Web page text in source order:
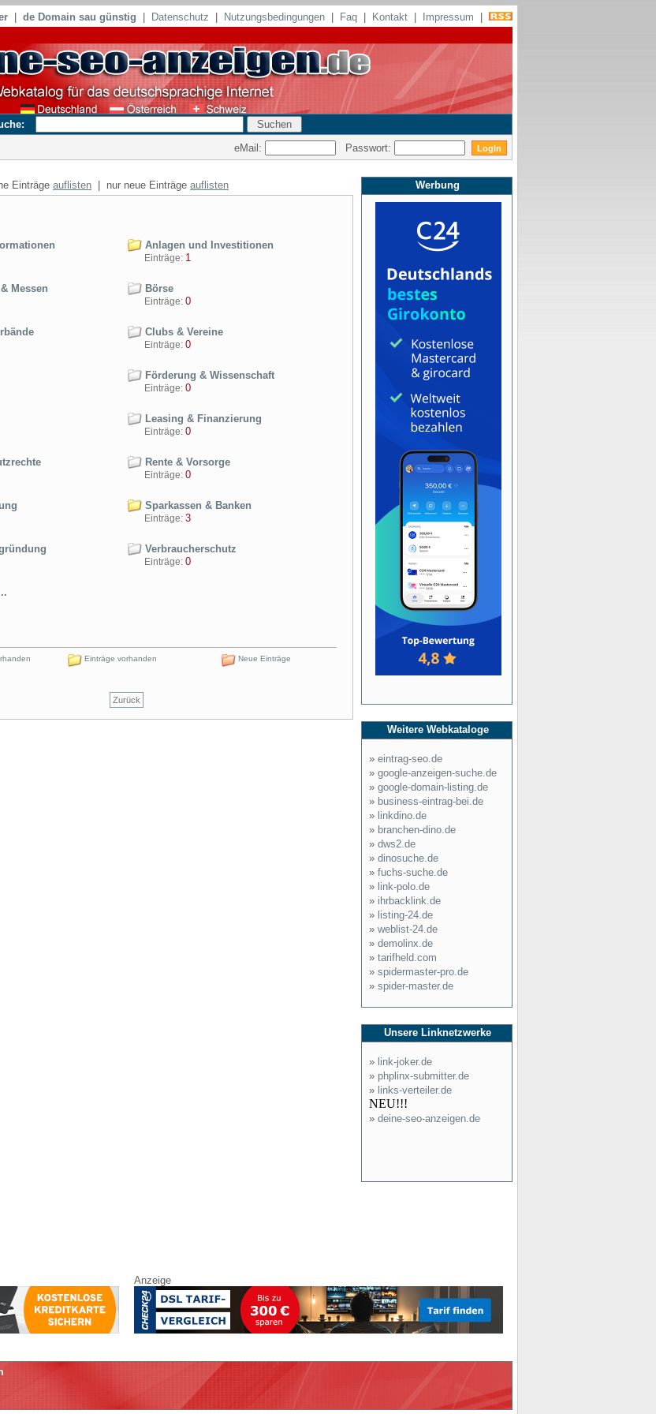
de Domain sau günstig Datenschutz Nutzungsbedingungen Faq Kontakt Impressum
eMail: Passwort:
Einträge auflisten | nur neue Einträge auflisten
Anlagen und Investitionen
Einträge: 1
Messen Börse
Einträge: 0
Clubs & Vereine
Einträge: 0
Förderung & Wissenschaft
Einträge: 0
Leasing & Finanzierung
Einträge: 0
Rente & Vorsorge
Einträge: 0
Sparkassen & Banken
Einträge: 3
Verbraucherschutz
Einträge: 0
Einträge vorhanden Neue Einträge
Zurück
Werbung
Weitere Webkataloge
» eintrag-seo.de
» google-anzeigen-suche.de
» google-domain-listing.de
» business-eintrag-bei.de
» linkdino.de
» branchen-dino.de
» dws2.de
» dinosuche.de
» fuchs-suche.de
» link-polo.de
» ihrbacklink.de
» listing-24.de
» weblist-24.de
» demolinx.de
» tarifheld.com
» spidermaster-pro.de
» spider-master.de
Unsere Linknetzwerke
» link-joker.de
» phplinx-submitter.de
» links-verteiler.de
NEU!!!
» deine-seo-anzeigen.de
Anzeige